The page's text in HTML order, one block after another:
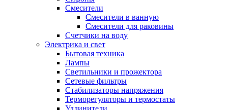
Смесители
Смесители в ванную
Смесители для раковины
Счетчики на воду
Электрика и свет
Бытовая техника
Лампы
Светильники и прожектора
Сетевые фильтры
Стабилизаторы напряжения
Терморегуляторы и термостаты
Удлинители